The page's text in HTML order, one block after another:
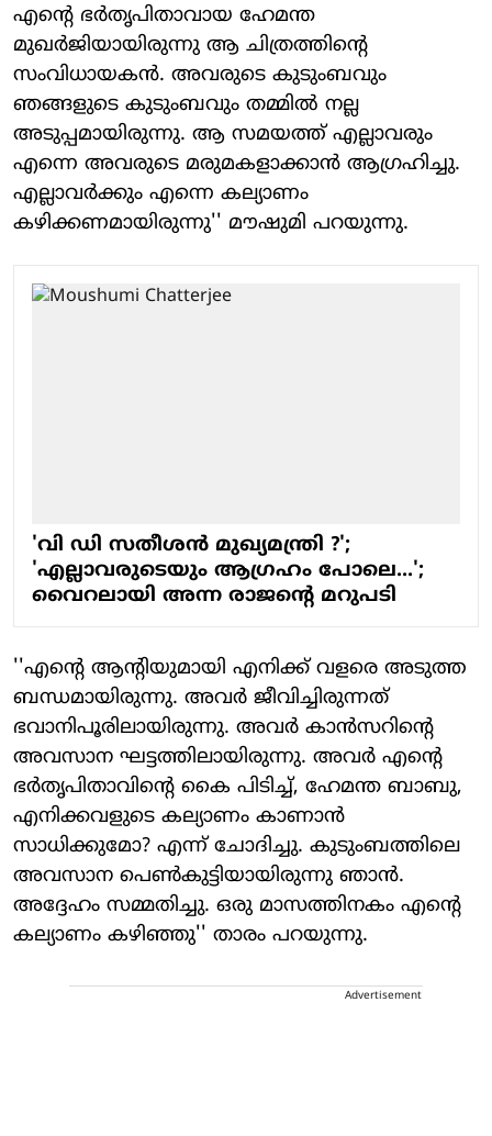
എന്റെ ഭര്‍തൃപിതാവായ ഹേമന്ത
മുഖര്‍ജിയായിരുന്നു ആ ചിത്രത്തിന്റെ
സംവിധായകന്‍. അവരുടെ കുടുംബവും
ഞങ്ങളുടെ കുടുംബവും തമ്മില്‍ നല്ല
അടുപ്പമായിരുന്നു. ആ സമയത്ത് എല്ലാവരും
എന്നെ അവരുടെ മരുമകളാക്കാന്‍ ആഗ്രഹിച്ചു.
എല്ലാവര്‍ക്കും എന്നെ കല്യാണം
കഴിക്കണമായിരുന്നു'' മൗഷുമി പറയുന്നു.
'വി ഡി സതീശൻ മുഖ്യമന്ത്രി ?';
'എല്ലാവരുടെയും ആ​ഗ്രഹം പോലെ...';
വൈറലായി അന്ന രാജന്റെ മറുപടി
''എന്റെ ആന്റിയുമായി എനിക്ക് വളരെ അടുത്ത
ബന്ധമായിരുന്നു. അവര്‍ ജീവിച്ചിരുന്നത്
ഭവാനിപൂരിലായിരുന്നു. അവര്‍ കാന്‍സറിന്റെ
അവസാന ഘട്ടത്തിലായിരുന്നു. അവര്‍ എന്റെ
ഭര്‍തൃപിതാവിന്റെ കൈ പിടിച്ച്, ഹേമന്ത ബാബു,
എനിക്കവളുടെ കല്യാണം കാണാന്‍
സാധിക്കുമോ? എന്ന് ചോദിച്ചു. കുടുംബത്തിലെ
അവസാന പെണ്‍കുട്ടിയായിരുന്നു ഞാന്‍.
അദ്ദേഹം സമ്മതിച്ചു. ഒരു മാസത്തിനകം എന്റെ
കല്യാണം കഴിഞ്ഞു'' താരം പറയുന്നു.
Advertisement